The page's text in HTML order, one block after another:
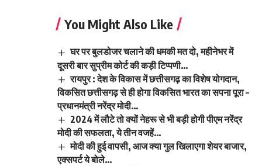
You Might Also Like
घर पर बुलडोजर चलाने की धमकी मत दो, महीनेभर में
दूसरी बार सुप्रीम कोर्ट की कड़ी टिप्पणी…
रायपुर : देश के विकास में छत्तीसगढ़ का विशेष योगदान,
विकसित छत्तीसगढ़ से ही होगा विकसित भारत का सपना पूरा –
प्रधानमंत्री नरेंद्र मोदी…
2024 में लौटे तो क्यों नेहरू से भी बड़ी होगी पीएम नरेंद्र
मोदी की सफलता, ये तीन वजहें…
मोदी की हुई वापसी, आज क्या गुल खिलाएगा शेयर बाजार,
एक्सपर्ट ये बोले…